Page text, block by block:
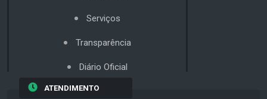
Serviços
Transparência
Diário Oficial
ATENDIMENTO